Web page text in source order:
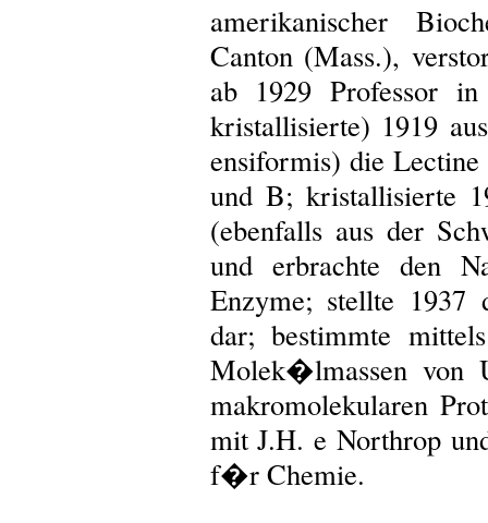
amerikanischer
Canton (Mass.),
ab 1929 Professor
kristallisierte) 1919
ensiformis) die
und B; kristallisierte
(ebenfalls aus der
und erbrachte den
Enzyme; stellte 1937
dar; bestimmte
Molek�lmassen von
makromolekularen
mit J.H. e Northrop
f�r Chemie.